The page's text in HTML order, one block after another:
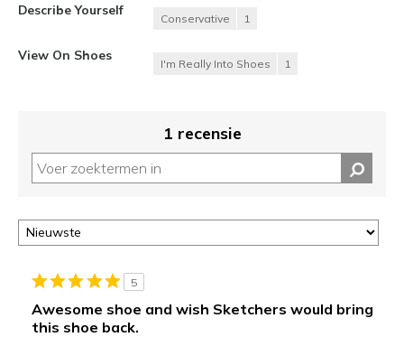
Describe Yourself
Conservative 1
View On Shoes
I'm Really Into Shoes 1
1 recensie
5
Awesome shoe and wish Sketchers would bring
this shoe back.